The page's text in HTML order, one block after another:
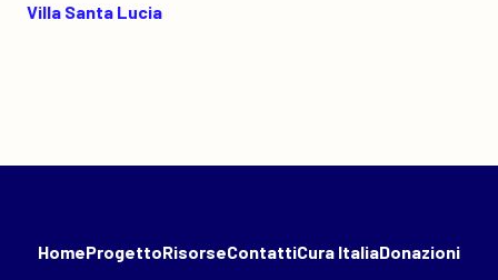
Villa Santa Lucia
HomeProgettoRisorseContattiCura ItaliaDonazioni